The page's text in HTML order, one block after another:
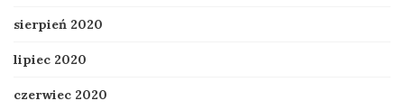
sierpień 2020
lipiec 2020
czerwiec 2020